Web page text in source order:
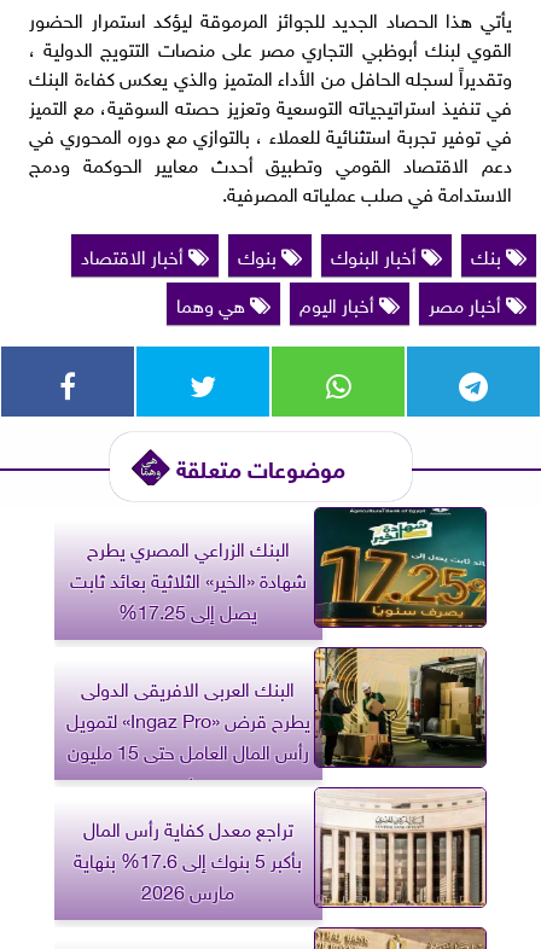
يأتي هذا الحصاد الجديد للجوائز المرموقة ليؤكد استمرار الحضور
القوي لبنك أبوظبي التجاري مصر على منصات التتويج الدولية ،
وتقديراً لسجله الحافل من الأداء المتميز والذي يعكس كفاءة البنك
في تنفيذ استراتيجياته التوسعية وتعزيز حصته السوقية، مع التميز
في توفير تجربة استثنائية للعملاء ، بالتوازي مع دوره المحوري في
دعم الاقتصاد القومي وتطبيق أحدث معايير الحوكمة ودمج
الاستدامة في صلب عملياته المصرفية.
بنك
أخبار البنوك بنوك
أخبار الاقتصاد
أخبار مصر
أخبار اليوم هي وهما
موضوعات متعلقة
البنك الزراعي المصري يطرح
شهادة «الخير» الثلاثية بعائد ثابت
يصل إلى 17.25%
البنك العربى الافريقى الدولى
يطرح قرض «Ingaz Pro» لتمويل
رأس المال العامل حتى 15 مليون
جنيه
تراجع معدل كفاية رأس المال
بأكبر 5 بنوك إلى 17.6% بنهاية
مارس 2026